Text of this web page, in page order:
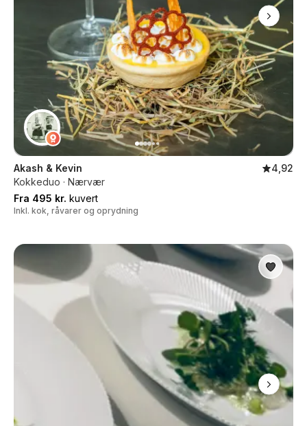
Akash & Kevin
4,92
Kokkeduo · Nærvær
Fra 495 kr. kuvert
Inkl. kok, råvarer og oprydning